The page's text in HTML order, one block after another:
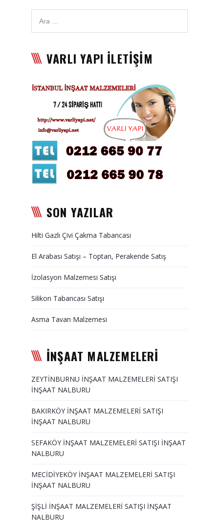
Satışı
Asma Tavan Malzemesi
Asma Tavan Karolam
Malzeme Satışı
Alçıpan malzemesi satışı
Sandviç Panel Malzemesi
Satışı
Asma Tavan Malzemesi
Kaplama
BİZE ULAŞIN
VARLI YAPI İLETİŞİM
SON YAZILAR
Hilti Gazlı Çivi Çakma Tabancası
El Arabası Satışı – Toptan, Perakende Satış
İzolasyon Malzemesi Satışı
Silikon Tabancası Satışı
Asma Tavan Malzemesi
İNŞAAT MALZEMELERİ
ZEYTİNBURNU İNŞAAT MALZEMELERİ SATIŞI
İNŞAAT NALBURU
BAKIRKÖY İNŞAAT MALZEMELERİ SATIŞI
İNŞAAT NALBURU
SEFAKÖY İNŞAAT MALZEMELERİ SATIŞI İNŞAAT
NALBURU
MECİDİYEKÖY İNŞAAT MALZEMELERİ SATIŞI
İNŞAAT NALBURU
ŞİŞLİ İNŞAAT MALZEMELERİ SATIŞI İNŞAAT
NALBURU